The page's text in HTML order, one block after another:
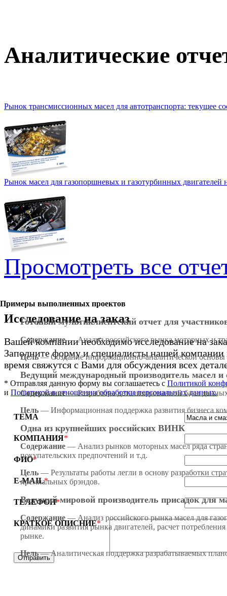
Аналитические
Рынок трансмиссионных масел для автотранспорта: текущее
Рынок масел для газопоршневых и газотурбинных
Просмотреть все
Исследование на заказ
Вашей компании необходимо исследование на
Заполните форму и специалисты нашей компании
время свяжутся с Вами для обсуждения всех
* Отправляя данную форму вы соглашаетесь c Политикой
и Политикой в отношении обработки персональных данных.
ТЕМА
КОМПАНИЯ*
ФИО*
E-MAIL*
ТЕЛЕФОН*
КРАТКОЕ ОПИСНИЕ*
Примеры выполненных проектов
Готовый мультиклиентский отчет для
Содержание— Анализ российского рынка моторных и
Цель— Создание информационно-аналитической основы
Ведущий международный производитель масел и
Содержание— Разработка детализированной базы
Цель — Информационная поддержка развития бизнеса
Одна из крупнейших российских ВИНК
Содержание — Анализ рынков моторных масел ряда
покупательских предпочтений и т.д.
Цель — Результаты работы легли в основу разработки
премиальных брэндов.
Ведущий мировой производитель присадок для
Содержание — Анализ российского рынка масел для
динамики развития рынка двигателей, расчет
рынке.
Цель— Аналитическая поддержка разрабатываемых